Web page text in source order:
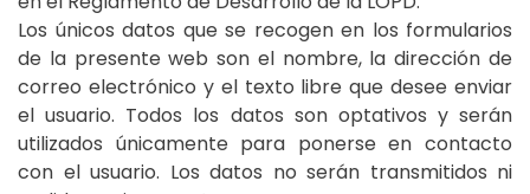
Los únicos datos que se recogen en los formularios
de la presente web son el nombre, la dirección de
correo electrónico y el texto libre que desee enviar
el usuario. Todos los datos son optativos y serán
utilizados únicamente para ponerse en contacto
con el usuario. Los datos no serán transmitidos ni